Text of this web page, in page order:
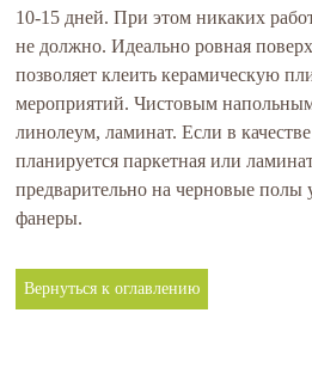
10-15 дней. При этом никаких
не должно. Идеально ровная
позволяет клеить керамическую
мероприятий. Чистовым
линолеум, ламинат. Если в
планируется паркетная или
предварительно на черновые полы
фанеры.
Вернуться к оглавлению